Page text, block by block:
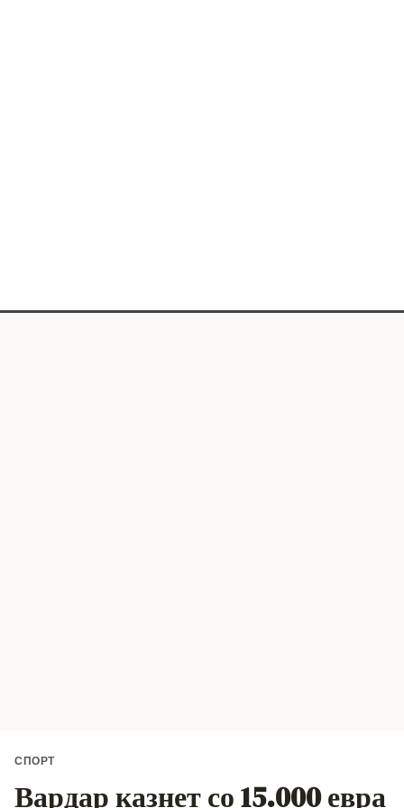
СПОРТ
Вардар казнет со 15.000 евра